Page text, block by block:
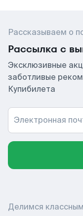
Рассказываем о
Рассылка с
Эксклюзивные
заботливые
Купибилета
Электронная
Делимся